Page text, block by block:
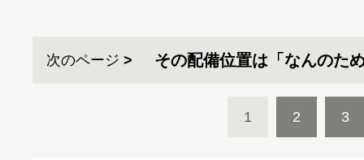
次のページ その配備位置は「なんのた
1 2 3